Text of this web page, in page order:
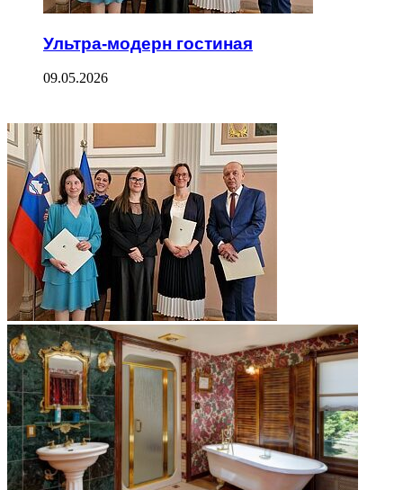
Ультра-модерн гостиная
09.05.2026